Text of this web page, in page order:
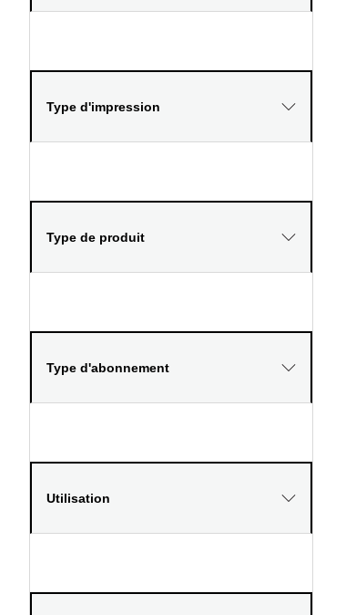
Type d'impression
Type de produit
Type d'abonnement
Utilisation